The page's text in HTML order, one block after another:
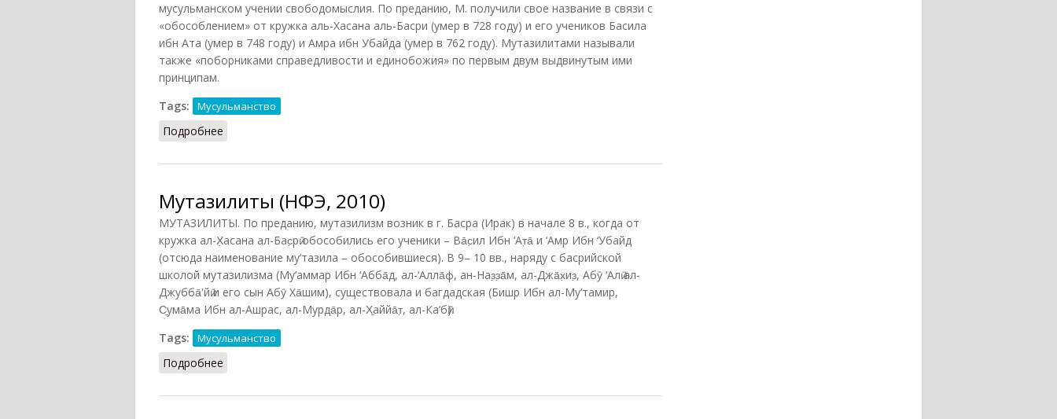
мусульманском учении свободомыслия. По преданию, М. получили свое название в связи с
«обособлением» от кружка аль-Хасана аль-Басри (умер в 728 году) и его учеников Басила
ибн Ата (умер в 748 году) и Амра ибн Убайда (умер в 762 году). Мутазилитами называли
также «поборниками справедливости и единобожия» по первым двум выдвинутым ими
принципам.
Tags:
Мусульманство
Подробнее
Мутазилиты (НФЭ, 2010)
МУТАЗИЛИТЫ. По преданию, мутазилизм возник в г. Басра (Ирак) в начале 8 в., когда от
кружка ал-Х̣асана ал-Бас̣рӣ обособились его ученики – Ва̄с̣ил Ибн ‘Ат̣а̄ и ‘Амр Ибн ‘Убайд
(отсюда наименование му‘тазила – обособившиеся). В 9– 10 вв., наряду с басрийской
школой мутазилизма (Му‘аммар Ибн ‘Абба̄д, ал-‘Алла̄ф, ан-Наз̣з̣а̄м, ал-Джа̄х̣из̣, Абӯ ‘Алӣ ал-
Джубба̄'йӣ и его сын Абӯ Ха̄шим), существовала и багдадская (Бишр Ибн ал-Му‘тамир,
С̱ума̄ма Ибн ал-Ашрас, ал-Мурда̄р, ал-Х̱аййа̄т̣, ал-Ка‘бӣ).
Tags:
Мусульманство
Подробнее